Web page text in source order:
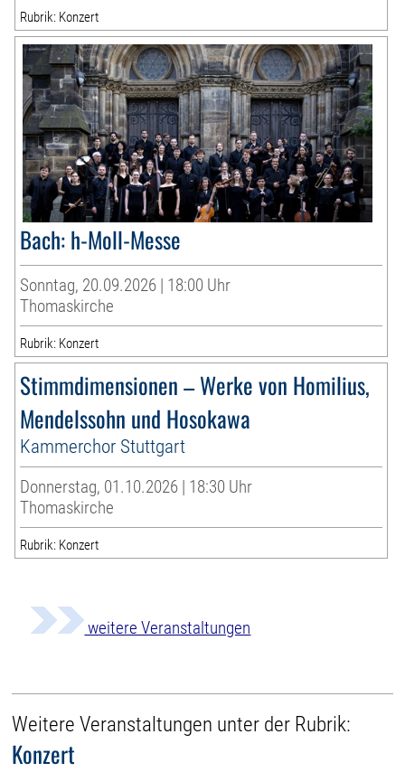
Rubrik: Konzert
Bach: h-Moll-Messe
Sonntag, 20.09.2026 | 18:00 Uhr
Thomaskirche
Rubrik: Konzert
Stimmdimensionen – Werke von Homilius,
Mendelssohn und Hosokawa
Kammerchor Stuttgart
Donnerstag, 01.10.2026 | 18:30 Uhr
Thomaskirche
Rubrik: Konzert
weitere Veranstaltungen
Weitere Veranstaltungen unter der Rubrik:
Konzert